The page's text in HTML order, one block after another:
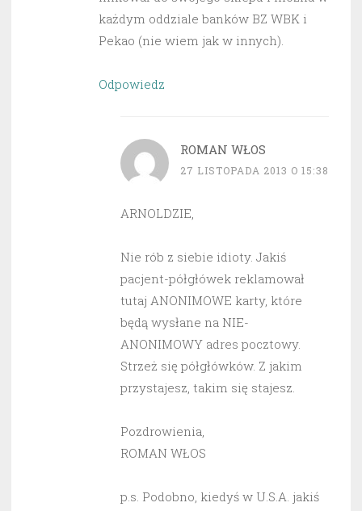
każdym oddziale banków BZ WBK i
Pekao (nie wiem jak w innych).
Odpowiedz
ROMAN WŁOS
27 LISTOPADA 2013 O 15:38
ARNOLDZIE,
Nie rób z siebie idioty. Jakiś
pacjent-półgłówek reklamował
tutaj ANONIMOWE karty, które
będą wysłane na NIE-
ANONIMOWY adres pocztowy.
Strzeż się półgłówków. Z jakim
przystajesz, takim się stajesz.
Pozdrowienia,
ROMAN WŁOS
p.s. Podobno, kiedyś w U.S.A. jakiś